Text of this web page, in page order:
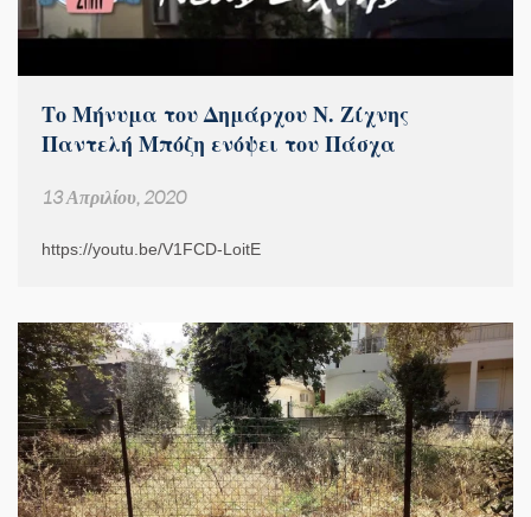
Το Μήνυμα του Δημάρχου Ν. Ζίχνης
Παντελή Μπόζη ενόψει του Πάσχα
13 Απριλίου, 2020
https://youtu.be/V1FCD-LoitE